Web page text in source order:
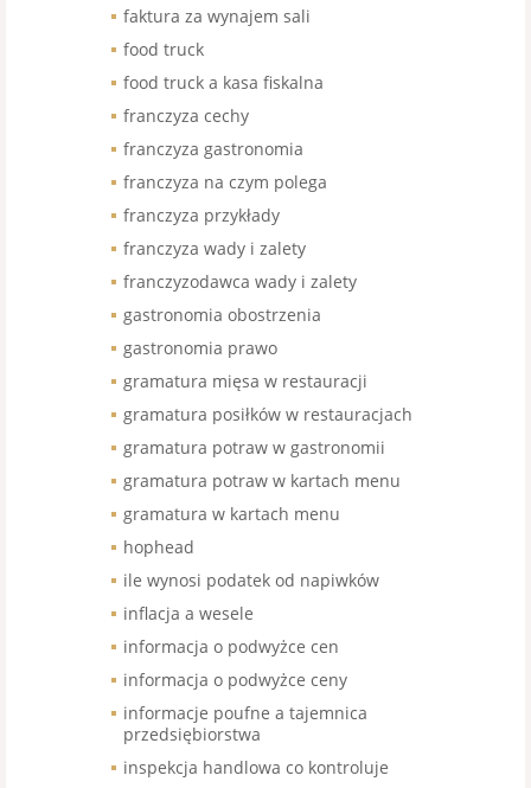
faktura za wynajem sali
food truck
food truck a kasa fiskalna
franczyza cechy
franczyza gastronomia
franczyza na czym polega
franczyza przykłady
franczyza wady i zalety
franczyzodawca wady i zalety
gastronomia obostrzenia
gastronomia prawo
gramatura mięsa w restauracji
gramatura posiłków w restauracjach
gramatura potraw w gastronomii
gramatura potraw w kartach menu
gramatura w kartach menu
hophead
ile wynosi podatek od napiwków
inflacja a wesele
informacja o podwyżce cen
informacja o podwyżce ceny
informacje poufne a tajemnica
przedsiębiorstwa
inspekcja handlowa co kontroluje